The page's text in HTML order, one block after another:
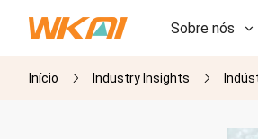
Sobre nós
P&D
Início Industry Insights